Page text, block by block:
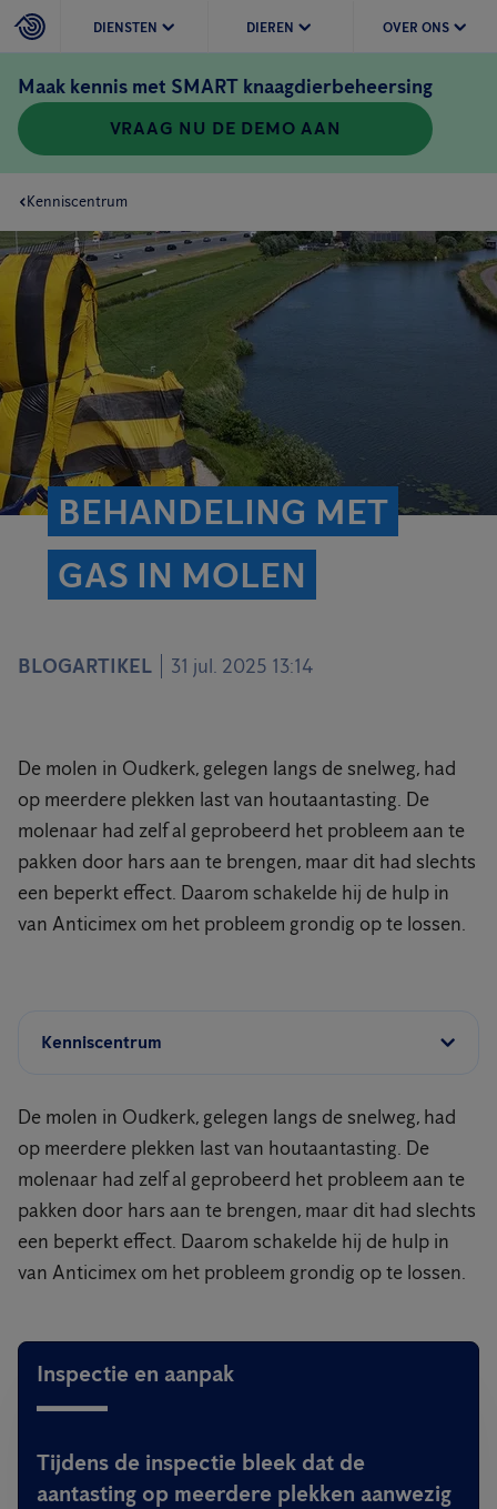
DIENSTEN DIEREN OVER ONS
Maak kennis met SMART knaagdierbeheersing
VRAAG NU DE DEMO AAN
Kenniscentrum
BEHANDELING MET
GAS IN MOLEN
BLOGARTIKEL 31 jul. 2025 13:14
De molen in Oudkerk, gelegen langs de snelweg, had
op meerdere plekken last van houtaantasting. De
molenaar had zelf al geprobeerd het probleem aan te
pakken door hars aan te brengen, maar dit had slechts
een beperkt effect. Daarom schakelde hij de hulp in
van Anticimex om het probleem grondig op te lossen.
Kenniscentrum
De molen in Oudkerk, gelegen langs de snelweg, had
op meerdere plekken last van houtaantasting. De
molenaar had zelf al geprobeerd het probleem aan te
pakken door hars aan te brengen, maar dit had slechts
een beperkt effect. Daarom schakelde hij de hulp in
van Anticimex om het probleem grondig op te lossen.
Inspectie en aanpak
Tijdens de inspectie bleek dat de
aantasting op meerdere plekken aanwezig